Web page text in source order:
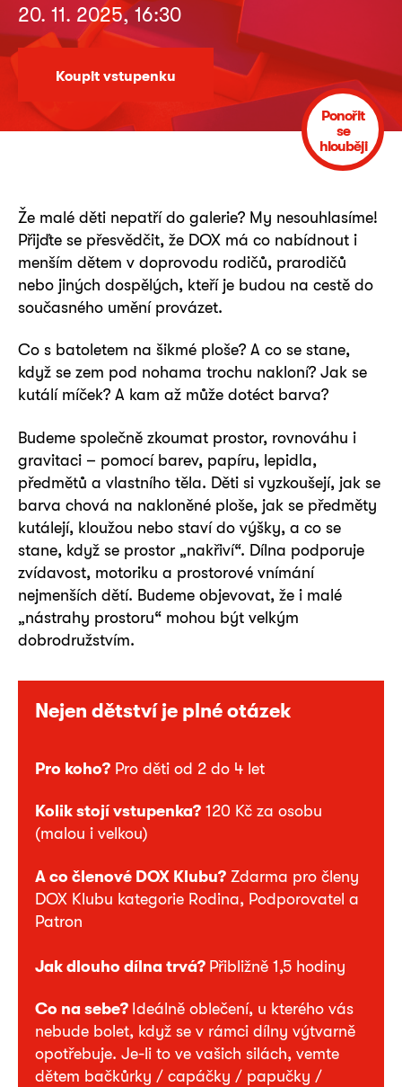
20. 11. 2025, 16:30
Koupit vstupenku
Ponořit
se
hlouběji
Nejen dětství je plné otázek
Pro koho? Pro děti od 2 do 4 let
Kolik stojí vstupenka? 120 Kč za osobu
(malou i velkou)
A co členové DOX Klubu? Zdarma pro členy
DOX Klubu kategorie Rodina, Podporovatel a
Patron
Jak dlouho dílna trvá? Přibližně 1,5 hodiny
Co na sebe? Ideálně oblečení, u kterého vás
nebude bolet, když se v rámci dílny výtvarně
opotřebuje. Je-li to ve vašich silách, vemte
dětem bačkůrky / capáčky / papučky /
Že malé děti nepatří do galerie? My nesouhlasíme!
Přijďte se přesvědčit, že DOX má co nabídnout i
menším dětem v doprovodu rodičů, prarodičů
nebo jiných dospělých, kteří je budou na cestě do
současného umění provázet.
Co s batoletem na šikmé ploše? A co se stane,
když se zem pod nohama trochu nakloní? Jak se
kutálí míček? A kam až může dotéct barva?
Budeme společně zkoumat prostor, rovnováhu i
gravitaci – pomocí barev, papíru, lepidla,
předmětů a vlastního těla. Děti si vyzkoušejí, jak se
barva chová na nakloněné ploše, jak se předměty
kutálejí, kloužou nebo staví do výšky, a co se
stane, když se prostor „nakřiví“. Dílna podporuje
zvídavost, motoriku a prostorové vnímání
nejmenších dětí. Budeme objevovat, že i malé
„nástrahy prostoru“ mohou být velkým
dobrodružstvím.